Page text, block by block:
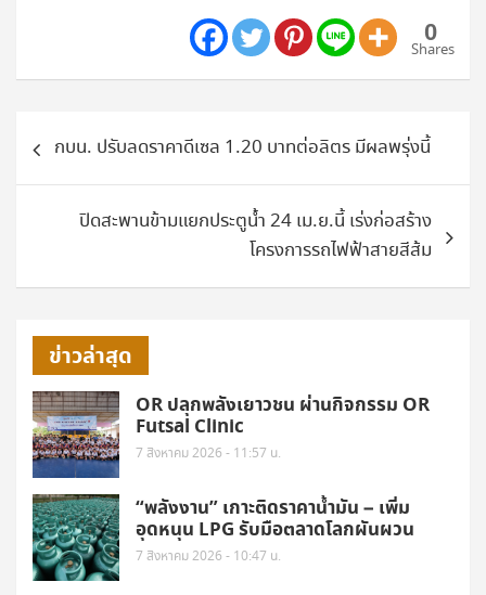
0
Shares
แนะแนว
เรื่องกบน. ปรับลดราคาดีเซล 1.20 บาทต่อลิตร มีผลพรุ่งนี้
ปิดสะพานข้ามแยกประตูน้ำ 24 เม.ย.นี้ เร่งก่อสร้าง
โครงการรถไฟฟ้าสายสีส้ม
ข่าวล่าสุด
OR ปลุกพลังเยาวชน ผ่านกิจกรรม OR
Futsal Clinic
7 สิงหาคม 2026 - 11:57 น.
“พลังงาน” เกาะติดราคาน้ำมัน – เพิ่ม
อุดหนุน LPG รับมือตลาดโลกผันผวน
7 สิงหาคม 2026 - 10:47 น.